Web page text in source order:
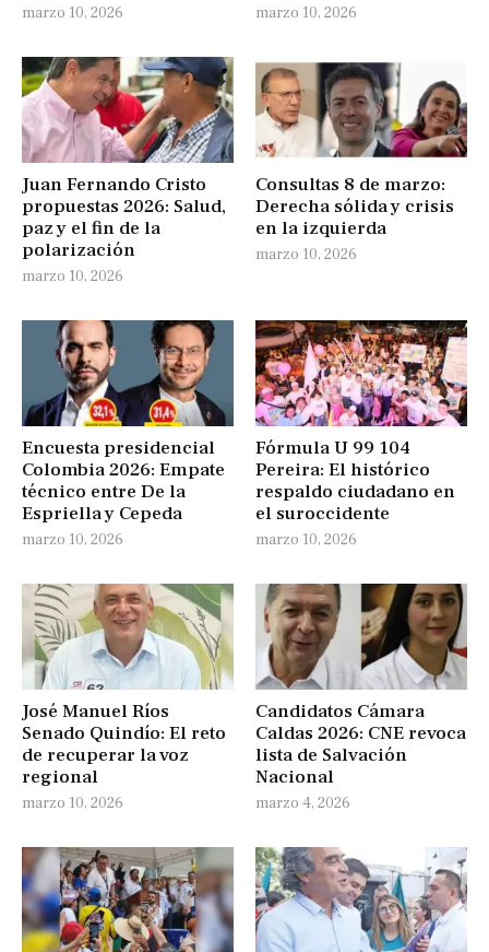
marzo 10, 2026 marzo 10, 2026
Juan Fernando Cristo
propuestas 2026: Salud,
paz y el fin de la
polarización
marzo 10, 2026
Consultas 8 de marzo:
Derecha sólida y crisis
en la izquierda
marzo 10, 2026
Encuesta presidencial
Colombia 2026: Empate
técnico entre De la
Espriella y Cepeda
marzo 10, 2026
Fórmula U 99 104
Pereira: El histórico
respaldo ciudadano en
el suroccidente
marzo 10, 2026
José Manuel Ríos
Senado Quindío: El reto
de recuperar la voz
regional
marzo 10, 2026
Candidatos Cámara
Caldas 2026: CNE revoca
lista de Salvación
Nacional
marzo 4, 2026